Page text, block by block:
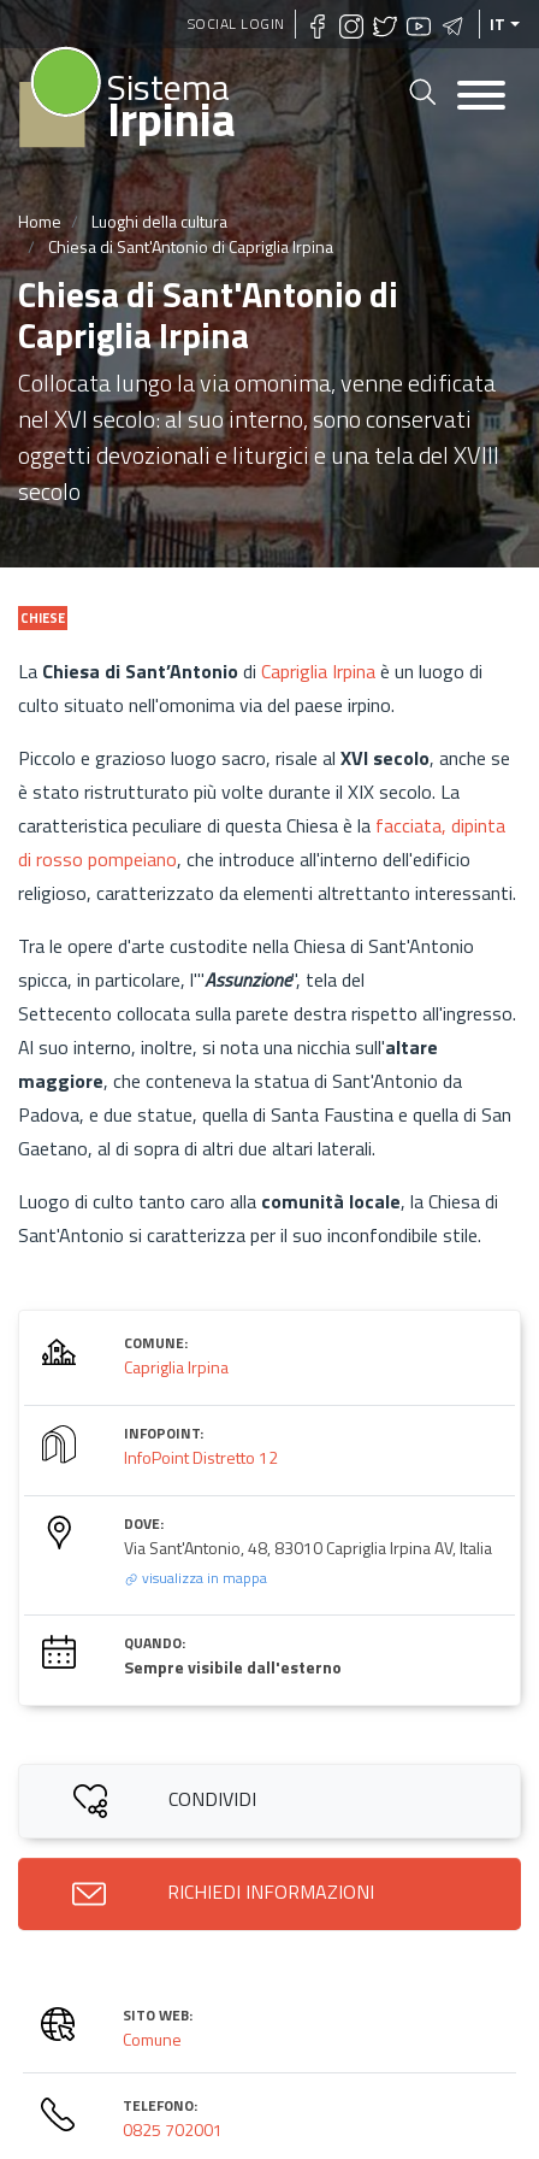
Salta
al
contenuto
principale
SOCIAL LOGIN IT
Sistema
Irpinia
Home
Luoghi della cultura
Chiesa di Sant'Antonio di Capriglia Irpina
Chiesa di Sant'Antonio di
Capriglia Irpina
Collocata lungo la via omonima, venne edificata
nel XVI secolo: al suo interno, sono conservati
oggetti devozionali e liturgici e una tela del XVIII
secolo
CHIESE
La Chiesa di Sant’Antoniodi Capriglia Irpinaè un luogo di
culto situato nell'omonima via del paese irpino.
Piccolo e grazioso luogo sacro, risale al XVI secolo, anche se
è stato ristrutturato più volte durante il XIX secolo. La
caratteristica peculiare di questa Chiesa è la facciata, dipinta
di rosso pompeiano, che introduce all'interno dell'edificio
religioso, caratterizzato da elementi altrettanto interessanti.
Tra le opere d'arte custodite nella Chiesa di Sant'Antonio
spicca, in particolare, l'"Assunzione", teladel
Settecento collocata sulla parete destra rispetto all'ingresso.
Al suo interno, inoltre, si nota una nicchia sull'altare
maggiore, che conteneva la statua di Sant'Antonio da
Padova, e due statue, quella di Santa Faustina e quella di San
Gaetano, al di sopra di altri due altari laterali.
Luogo di culto tanto caro alla comunità locale, la Chiesa di
Sant'Antonio si caratterizza per il suo inconfondibile stile.
COMUNE:
Capriglia Irpina
INFOPOINT:
InfoPoint Distretto 12
DOVE:
Via Sant'Antonio, 48, 83010 Capriglia Irpina AV, Italia
visualizza in mappa
QUANDO:
Sempre visibile dall'esterno
CONDIVIDI
RICHIEDI INFORMAZIONI
SITO WEB:
Comune
TELEFONO:
0825 702001